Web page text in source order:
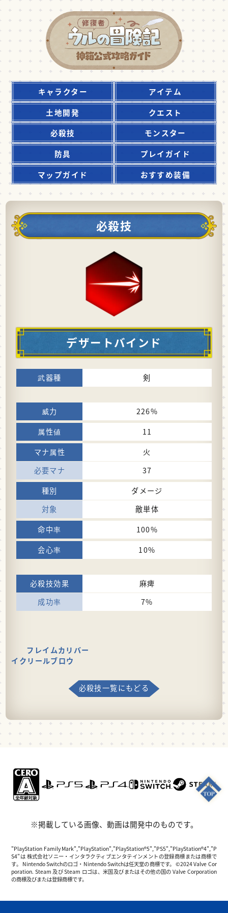
キャラクター
アイテム
土地開発
クエスト
必殺技
モンスター
防具
プレイガイド
マップガイド
おすすめ装備
必殺技
デザートバインド
剣
226%
11
火
37
ダメージ
敵単体
100%
10%
麻痺
7%
フレイムカリバー
イクリールブロウ
必殺技一覧にもどる
※掲載している画像、動画は開発中のものです。
"PlayStation Family Mark","PlayStation","PlayStation®5","PS5","PlayStation®4","P
S4"は 株式会社ソニー・インタラクティブエンタテインメントの登録商標または商標で
す。 Nintendo Switchのロゴ・Nintendo Switchは任天堂の商標です。 ©2024 Valve Cor
poration. Steam 及び Steam ロゴは、米国及びまたはその他の国の Valve Corporation
の商標及びまたは登録商標です。